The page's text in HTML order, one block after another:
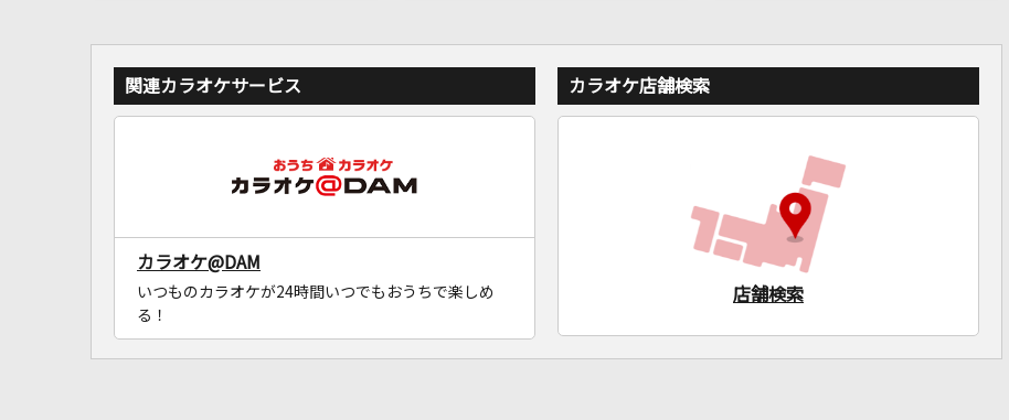
関連カラオケサービス
カラオケ@DAM
いつものカラオケが24時間いつでもおうちで楽しめ
る！
カラオケ店舗検索
店舗検索